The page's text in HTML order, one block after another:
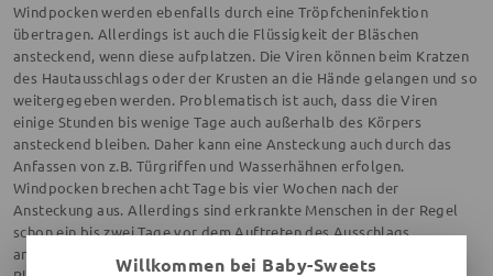
Windpocken werden ebenfalls durch eine Tröpfcheninfektion
übertragen. Allerdings ist auch die Flüssigkeit der Bläschen
ansteckend, wenn diese aufplatzen. Die Viren können beim Kratzen
des Hautausschlags oder der Krusten an die Hände gelangen und so
weitergegeben werden. Problematisch ist auch, dass die Viren
einige Stunden bis wenige Tage auch außerhalb des Körpers
ansteckend bleiben. Daher kann eine Ansteckung auch durch das
Anfassen von z.B. Türgriffen und Wasserhähnen erfolgen.
Windpocken brechen acht Tage bis vier Wochen nach der
Ansteckung aus. Allerdings sind erkrankte Menschen in der Regel
schon ein bis zwei Tage vor dem Auftreten des Ausschlags
ansteckend. Die Ansteckungsgefahr ist erst vorbei, wenn alle
Willkommen bei Baby-Sweets